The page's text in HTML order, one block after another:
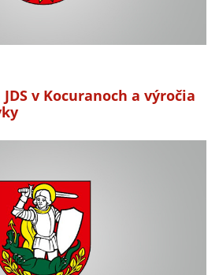
v Kocuranoch a výročia